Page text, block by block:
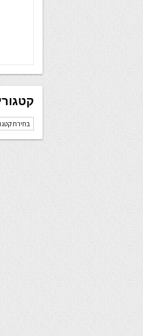
קטגוריות
מתכונים